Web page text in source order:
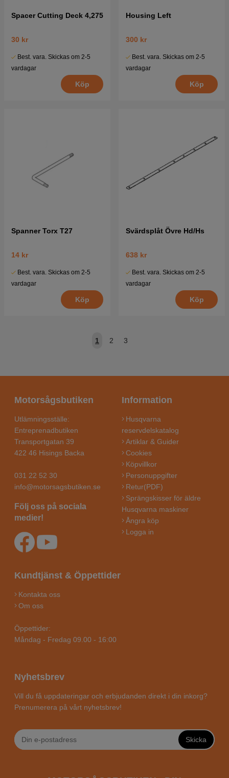
Spacer Cutting Deck 4,275
30 kr
Best. vara. Skickas om 2-5
vardagar
Köp
Housing Left
300 kr
Best. vara. Skickas om 2-5
vardagar
Köp
Spanner Torx T27
14 kr
Best. vara. Skickas om 2-5
vardagar
Köp
Svärdsplåt Övre Hd/Hs
638 kr
Best. vara. Skickas om 2-5
vardagar
Köp
1 2 3
Motorsågsbutiken
Utlämningsställe:
Entreprenadbutiken
Transportgatan 39
422 46 Hisings Backa
031 22 52 30
info@motorsagsbutiken.se
Följ oss på sociala
medier!
Information
Husqvarna
reservdelskatalog
Artiklar & Guider
Cookies
Köpvillkor
Personuppgifter
Retur(PDF)
Sprängskisser för äldre
Husqvarna maskiner
Ångra köp
Logga in
Kundtjänst & Öppettider
Kontakta oss
Om oss
Öppettider:
Måndag - Fredag 09.00 - 16:00
Nyhetsbrev
Vill du få uppdateringar och erbjudanden direkt i din inkorg?
Prenumerera på vårt nyhetsbrev!
Skicka